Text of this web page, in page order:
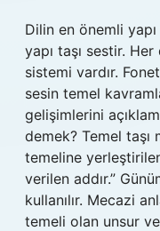
Dilin en önemli
yapı taşı sestir.
sistemi vardır.
sesin temel
gelişimlerini
demek? Temel taşı
temeline
verilen addır.”
kullanılır. Mecazi
temeli olan unsur